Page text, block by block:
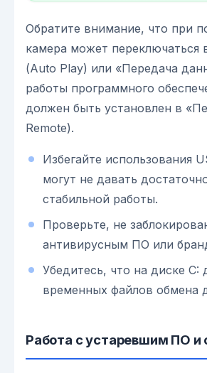
Обратите внимание, что при
камера может переключаться
(Auto Play) или «Передача
работы программного
должен быть установлен в
Remote).
Избегайте использования
могут не давать
стабильной работы.
Проверьте, не
антивирусным ПО или
Убедитесь, что на диске C:
временных файлов обмена
Работа с устаревшим ПО и